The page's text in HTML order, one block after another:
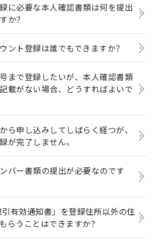
に必要な本人確認書類は何を提出
か？
ント登録は誰でもできますか？
まで登録したいが、本人確認書類
載がない場合、どうすればよいで
ら申し込みしてしばらく経つが、
が完了しません。
バー書類の提出が必要なのです
引有効通知書」を登録住所以外の住
らうことはできますか？